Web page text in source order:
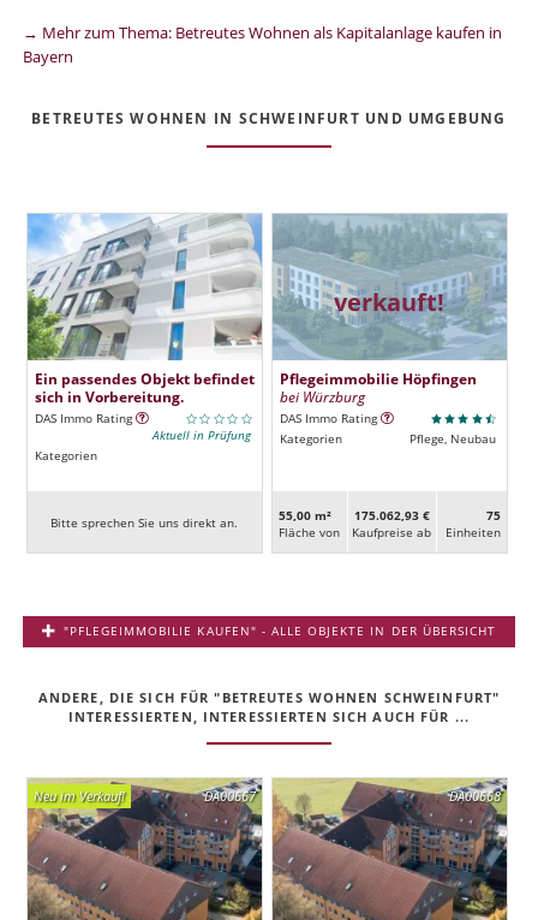
→ Mehr zum Thema: Betreutes Wohnen als Kapitalanlage kaufen in
Bayern
BETREUTES WOHNEN IN SCHWEINFURT UND UMGEBUNG
Ein passendes Objekt befindet
sich in Vorbereitung.
DAS Immo Rating
Aktuell in Prüfung
Kategorien
Bitte sprechen Sie uns direkt an.
verkauft!
Pflegeimmobilie Höpfingen
bei Würzburg
DAS Immo Rating
Kategorien
Pflege, Neubau
55,00 m²
Fläche von
175.062,93 €
Kaufpreise ab
75
Ein­heiten
"PFLEGEIMMOBILIE KAUFEN" - ALLE OBJEKTE IN DER ÜBERSICHT
ANDERE, DIE SICH FÜR "BETREUTES WOHNEN SCHWEINFURT"
INTERESSIERTEN, INTERESSIERTEN SICH AUCH FÜR ...
DA00667
Neu im Verkauf! DA00668